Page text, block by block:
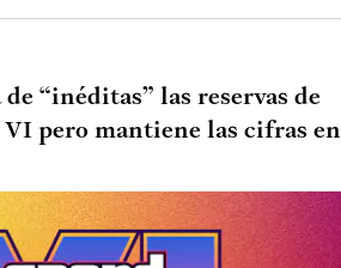
“inéditas” las reservas de
pero mantiene las cifras en